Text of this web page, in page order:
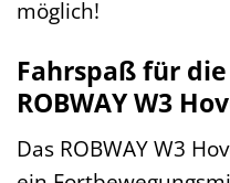
möglich!
Fahrspaß für
ROBWAY W3
Das ROBWAY W3